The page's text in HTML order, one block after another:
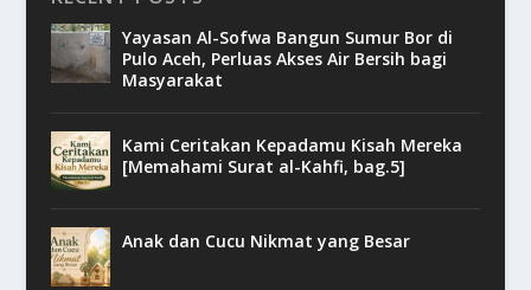
Yayasan Al-Sofwa Bangun Sumur Bor di
Pulo Aceh, Perluas Akses Air Bersih bagi
Masyarakat
Kami Ceritakan Kepadamu Kisah Mereka
[Memahami Surat al-Kahfi, bag.5]
Anak dan Cucu Nikmat yang Besar